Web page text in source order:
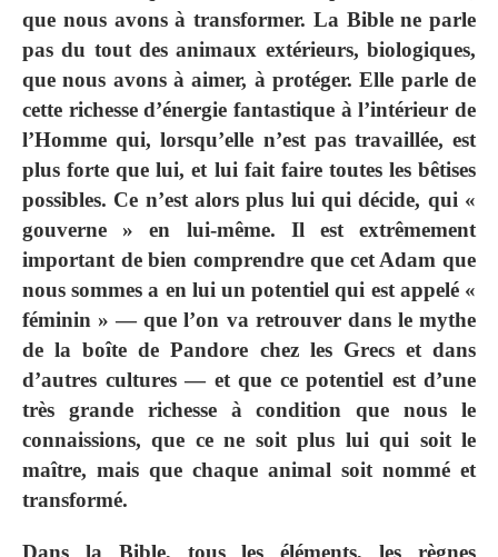
que nous avons à transformer. La Bible ne parle
pas du tout des animaux extérieurs, biologiques,
que nous avons à aimer, à protéger. Elle parle de
cette richesse d’énergie fantastique à l’intérieur de
l’Homme qui, lorsqu’elle n’est pas travaillée, est
plus forte que lui, et lui fait faire toutes les bêtises
possibles. Ce n’est alors plus lui qui décide, qui «
gouverne » en lui-même. Il est extrêmement
important de bien comprendre que cet Adam que
nous sommes a en lui un potentiel qui est appelé «
féminin » — que l’on va retrouver dans le mythe
de la boîte de Pandore chez les Grecs et dans
d’autres cultures — et que ce potentiel est d’une
très grande richesse à condition que nous le
connaissions, que ce ne soit plus lui qui soit le
maître, mais que chaque animal soit nommé et
transformé.
Dans la Bible, tous les éléments, les règnes